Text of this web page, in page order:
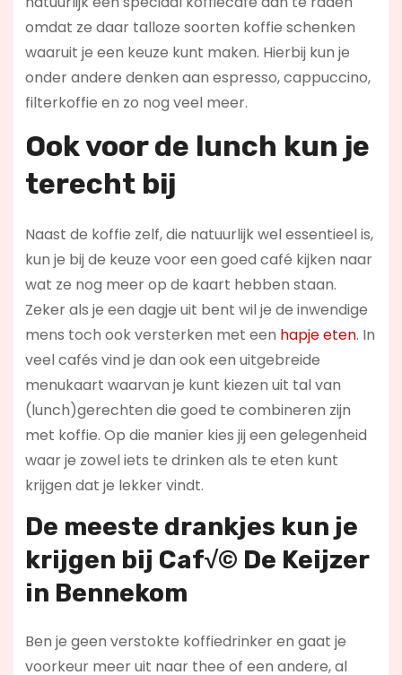
omdat ze daar talloze soorten koffie schenken
waaruit je een keuze kunt maken. Hierbij kun je
onder andere denken aan espresso, cappuccino,
filterkoffie en zo nog veel meer.
Ook voor de lunch kun je
terecht bij
Naast de koffie zelf, die natuurlijk wel essentieel is,
kun je bij de keuze voor een goed café kijken naar
wat ze nog meer op de kaart hebben staan.
Zeker als je een dagje uit bent wil je de inwendige
mens toch ook versterken met een hapje eten. In
veel cafés vind je dan ook een uitgebreide
menukaart waarvan je kunt kiezen uit tal van
(lunch)gerechten die goed te combineren zijn
met koffie. Op die manier kies jij een gelegenheid
waar je zowel iets te drinken als te eten kunt
krijgen dat je lekker vindt.
De meeste drankjes kun je
krijgen bij Caf√© De Keijzer
in Bennekom
Ben je geen verstokte koffiedrinker en gaat je
voorkeur meer uit naar thee of een andere, al